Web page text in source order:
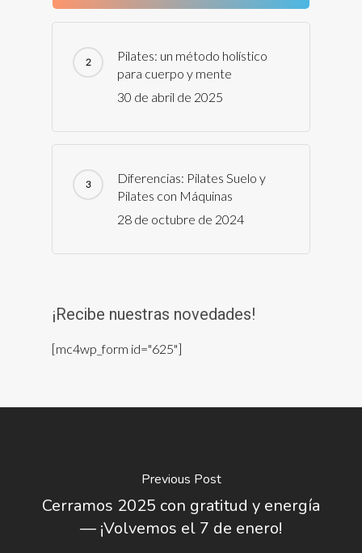
Pilates: un método holístico
para cuerpo y mente
30 de abril de 2025
Diferencias: Pilates Suelo y
Pilates con Máquinas
28 de octubre de 2024
¡Recibe nuestras novedades!
[mc4wp_form id="625"]
Previous Post
Cerramos 2025 con gratitud y energía
— ¡Volvemos el 7 de enero!